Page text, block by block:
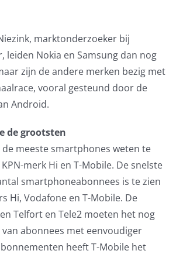
marktonderzoeker bij
leiden Nokia en Samsung dan nog
zijn de andere merken bezig met
vooral gesteund door de
Android.
de grootsten
meeste smartphones weten te
merk Hi en T-Mobile. De snelste
smartphoneabonnees is te zien
Hi, Vodafone en T-Mobile. De
Telfort en Tele2 moeten het nog
abonnees met eenvoudiger
heeft T-Mobile het